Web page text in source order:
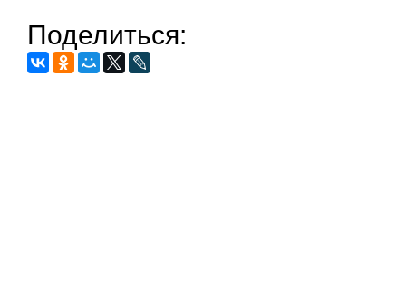
Поделиться: